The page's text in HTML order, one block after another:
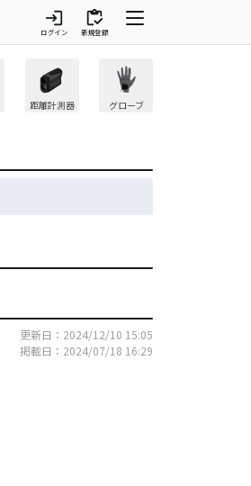
login
ログイン
inventory
新規登録
距離計測器 グローブ
更新日：2024/12/10 15:05
掲載日：2024/07/18 16:29